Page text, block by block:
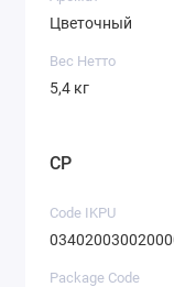
Цветочный
Вес Нетто
5,4 кг
CP
Code IKPU
Package Code